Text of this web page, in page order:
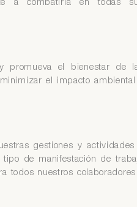
a combatirla en todas
promueva el bienestar de
el impacto
gestiones y
de manifestación de
todos nuestros